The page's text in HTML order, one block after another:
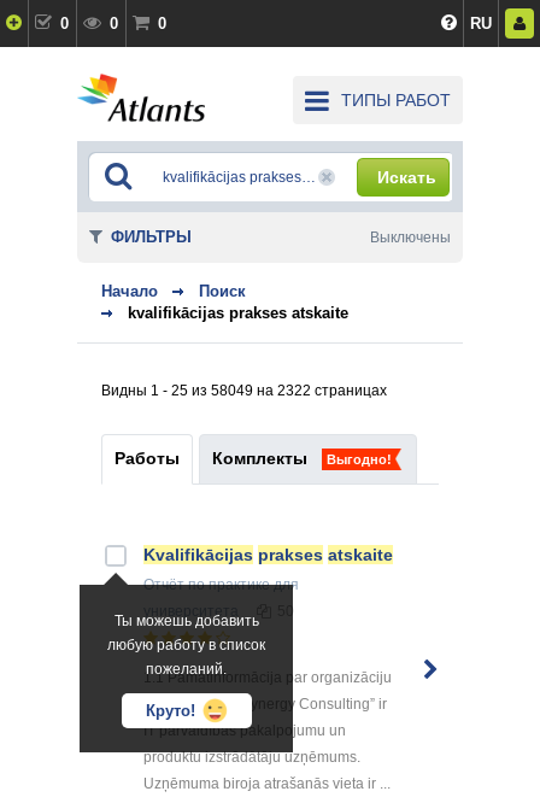
0 0 0 RU
ТИПЫ РАБОТ
Искать
Начало
Поиск
kvalifikācijas prakses atskaite
Видны 1 - 25 из 58049 на 2322 страницах
Работы Комплекты Выгодно!
Ты можешь добавить
любую работу в список
пожеланий.
Круто!
Kvalifikācijas prakses atskaite
Отчёт по практикедля
университета
1.1 Pamatinformācija par organizāciju
un vēsturi SIA “Synergy Consulting” ir
IT pārvaldības pakalpojumu un
produktu izstrādātāju uzņēmums.
Uzņēmuma biroja atrašanās vieta ir ...
ФИЛЬТРЫ Выключены